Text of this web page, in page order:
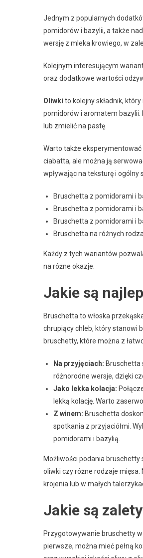
Jednym z popularnych
pomidorów i bazylii, a także
wersję z mleka krowiego, w
Kolejnym interesującym
oraz dodatkowe wartości
Oliwki to kolejny składnik,
pomidorów i aromatem bazylii.
lub zmielić na pastę.
Warto także
ciabatta, ale można ją
wpływając na teksturę i ogólny
Bruschetta z pomidorami i
Bruschetta z pomidorami i
Bruschetta z pomidorami i
Bruschetta na różnych
Każdy z tych wariantów
na różne okazje.
Jakie są
Bruschetta to włoska
chrupiący chleb, który stanowi
bruschetty, które można z
Na przyjęciach: Bruschetta
różnorodne wersje, dzięki
Jako lekka kolacja:
lekką kolację. Warto
Z winem: Bruschetta
spotkania z przyjaciółmi.
pomidorami i bazylią.
Możliwości podania bruschetty
oliwki czy różne rodzaje
krojenia lub w małych
Jakie są
Przygotowywanie bruschetty
pierwsze, można mieć pełną